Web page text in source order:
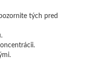
tých pred